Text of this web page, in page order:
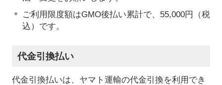
ご利用限度額はGMO後払い累計で、55,000円（税
込）です。
代金引換払い
代金引換払いは、ヤマト運輸の代金引換を利用でき